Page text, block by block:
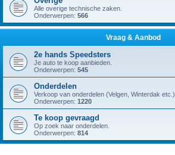
Alle overige technische zaken.
Onderwerpen: 566
Vraag & Aanbod
2e hands Speedsters
Je auto te koop aanbieden.
Onderwerpen: 545
Onderdelen
Verkoop van onderdelen (Velgen, Winterdak etc.).
Onderwerpen: 1220
Te koop gevraagd
Op zoek naar onderdelen.
Onderwerpen: 814